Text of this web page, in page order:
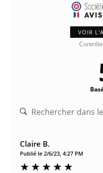
VOIR
Claire B.
Publié le 2/6/23, 4:27 PM